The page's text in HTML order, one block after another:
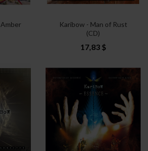
Karibow - Man of Rust
(CD)
17,83 $